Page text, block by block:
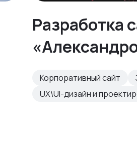
Разработка
Корпоративный сайт
UX\UI-дизайн и